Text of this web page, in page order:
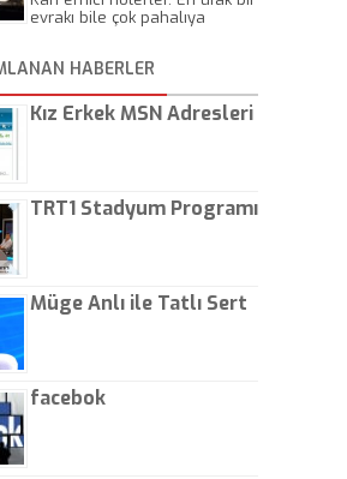
evrakı bile çok pahalıya
kaptırıyorsunuz. - Kayhan
Gezenti
HABERLER
Kız Erkek MSN Adresleri
TRT1 Stadyum Programı
Müge Anlı ile Tatlı Sert
facebok